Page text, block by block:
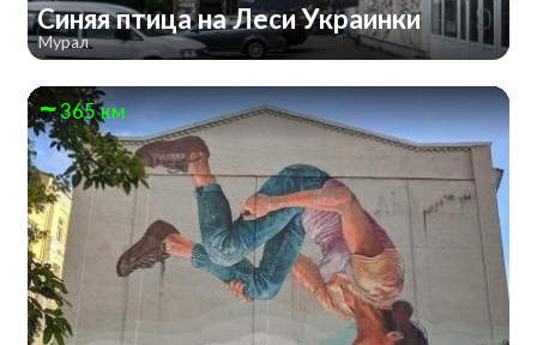
Синяя птица на Леси Украинки
Мурал
365 км